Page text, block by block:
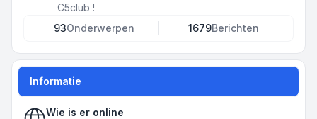
C5club !
93Onderwerpen 1679Berichten
Informatie
Wie is er online